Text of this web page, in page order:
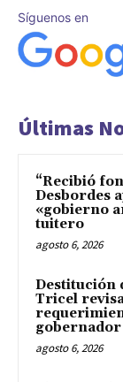
Síguenos en
Últimas
“Recibió
Desbordes
«gobierno
tuitero
agosto 6, 2026
Destitución
Tricel
gobernador
agosto 6, 2026